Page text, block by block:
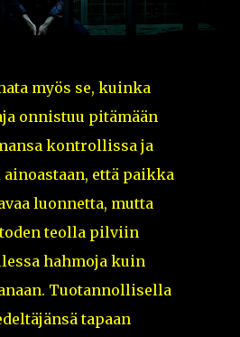
myös se, kuinka
onnistuu pitämään
kontrollissa ja
että paikka
luonnetta, mutta
teolla pilviin
hahmoja kuin
Tuotannollisella
tapaan